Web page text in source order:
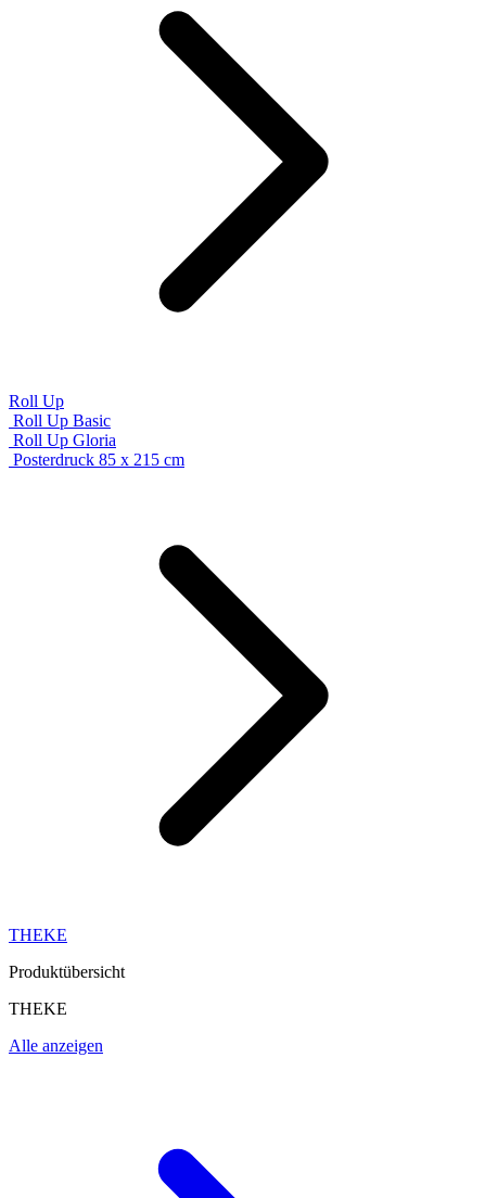
Roll Up
Roll Up Basic
Roll Up Gloria
Posterdruck 85 x 215 cm
THEKE
Produktübersicht
THEKE
Alle anzeigen